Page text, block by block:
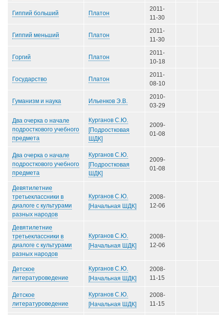
Гиппий больший Платон
2011-
11-30
Гиппий меньший Платон
2011-
11-30
Горгий Платон
2011-
10-18
Государство Платон
2011-
08-10
Гуманизм и наука Ильенков Э.В.
2010-
03-29
Два очерка о начале
подросткового учебного
предмета
Курганов С.Ю.
[Подростковая
ШДК]
2009-
01-08
Два очерка о начале
подросткового учебного
предмета
Курганов С.Ю.
[Подростковая
ШДК]
2009-
01-08
Девятилетние
третьеклассники в
диалоге с культурами
разных народов
Курганов С.Ю.
[Начальная ШДК]
2008-
12-06
Девятилетние
третьеклассники в
диалоге с культурами
разных народов
Курганов С.Ю.
[Начальная ШДК]
2008-
12-06
Детское
литературоведение
Курганов С.Ю.
[Начальная ШДК]
2008-
11-15
Детское
литературоведение
Курганов С.Ю.
[Начальная ШДК]
2008-
11-15